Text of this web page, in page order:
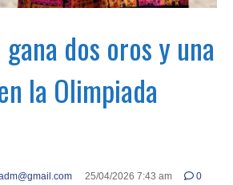
dos oros y una
la Olimpiada
25/04/2026 7:43 am 0